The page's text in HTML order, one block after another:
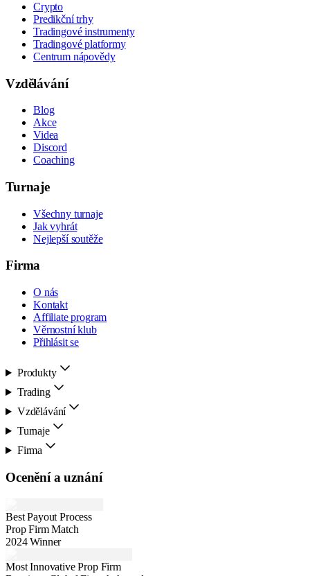
Crypto
Predikční trhy
Tradingové instrumenty
Tradingové platformy
Centrum nápovědy
Vzdělávání
Blog
Akce
Videa
Discord
Coaching
Turnaje
Všechny turnaje
Jak vyhrát
Nejlepší soutěže
Firma
O nás
Kontakt
Affiliate program
Věrnostní klub
Přihlásit se
Produkty
Trading
Vzdělávání
Turnaje
Firma
Ocenění a uznání
Best Payout Process
Prop Firm Match
2024 Winner
Most Innovative Prop Firm